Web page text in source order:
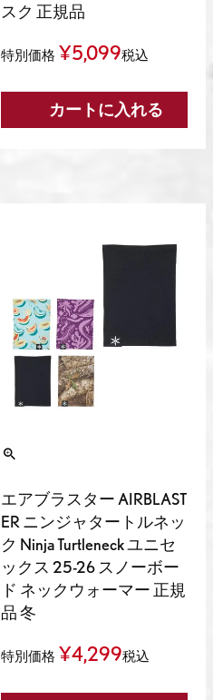
スク 正規品
特別価格 ¥5,099税込
カートに入れる
エアブラスター AIRBLAST
ER ニンジャタートルネッ
ク Ninja Turtleneck ユニセ
ックス 25-26 スノーボー
ド ネックウォーマー 正規
品 冬
特別価格 ¥4,299税込